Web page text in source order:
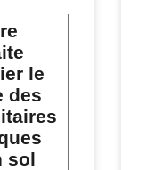
le
des
sol